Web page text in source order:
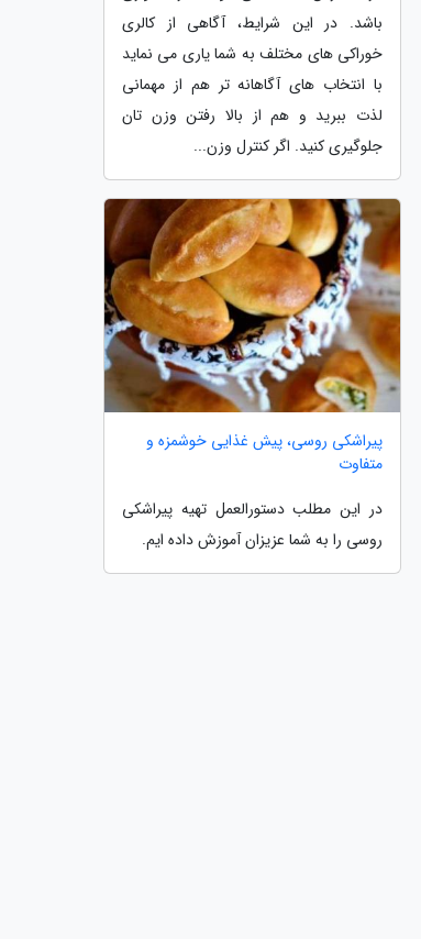
باشد. در این شرایط، آگاهی از کالری
خوراکی های مختلف به شما یاری می نماید
با انتخاب های آگاهانه تر هم از مهمانی
لذت ببرید و هم از بالا رفتن وزن تان
جلوگیری کنید. اگر کنترل وزن...
پیراشکی روسی، پیش غذایی خوشمزه و
متفاوت
در این مطلب دستورالعمل تهیه پیراشکی
روسی را به شما عزیزان آموزش داده ایم.